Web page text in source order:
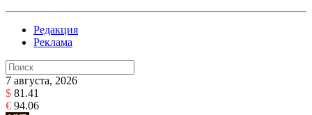
Редакция
Реклама
7 августа, 2026
$ 81.41
€ 94.06